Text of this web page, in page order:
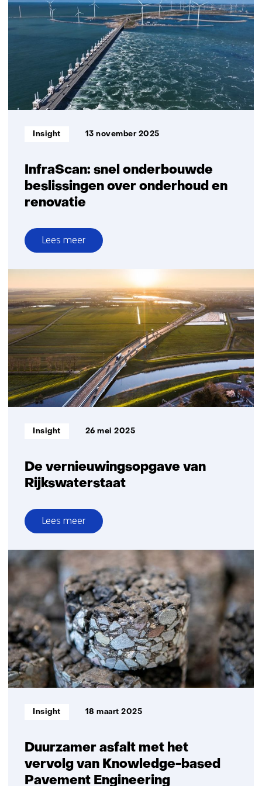
nieuwe
verhalen
InfraScan: snel onderbouwde
beslissingen over onderhoud en
renovatie
Informatietype:
Insight 13 november 2025
Lees meer
over
InfraScan:
onderbouwde
beslissingen
over
en
renovatie
De vernieuwingsopgave van
Rijkswaterstaat
Informatietype:
Insight 26 mei 2025
Lees meer
over
De
vernieuwingsopgave
van
Rijkswaterstaat
Duurzamer asfalt met het
vervolg van Knowledge-based
Pavement Engineering
Informatietype:
Insight 18 maart 2025